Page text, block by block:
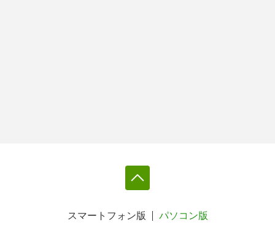
スマートフォン版 パソコン版